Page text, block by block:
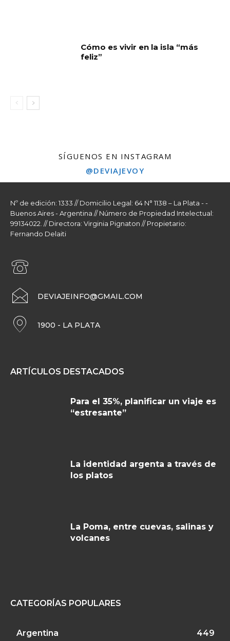
Cómo es vivir en la isla “más
feliz”
SÍGUENOS EN INSTAGRAM
@DEVIAJEVOY
Nº de edición: 1333 // Domicilio Legal: 64 N° 1138 – La Plata - -
Buenos Aires - Argentina // Número de Propiedad Intelectual:
99134022. // Directora: Virginia Pignaton // Propietario:
Fernando Delaiti
DEVIAJEINFO@GMAIL.COM
1900 - LA PLATA
ARTÍCULOS DESTACADOS
Para el 35%, planificar un viaje es
“estresante”
La identidad argenta a través de
los platos
La Poma, entre cuevas, salinas y
volcanes
CATEGORÍAS POPULARES
Argentina 449